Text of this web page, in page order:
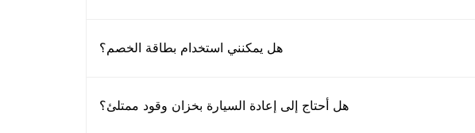
هل يمكنني استخدام بطاقة الخصم؟
هل أحتاج إلى إعادة السيارة بخزان وقود ممتلئ؟